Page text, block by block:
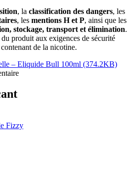
, la classification des dangers, les
, les mentions H et P, ainsi que les
stockage, transport et élimination.
produit aux exigences de sécurité
de la nicotine.
– Eliquide Bull 100ml (374.2KB)